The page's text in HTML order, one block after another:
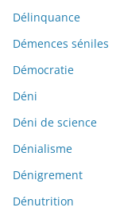
Délinquance
Démences séniles
Démocratie
Déni
Déni de science
Dénialisme
Dénigrement
Dénutrition